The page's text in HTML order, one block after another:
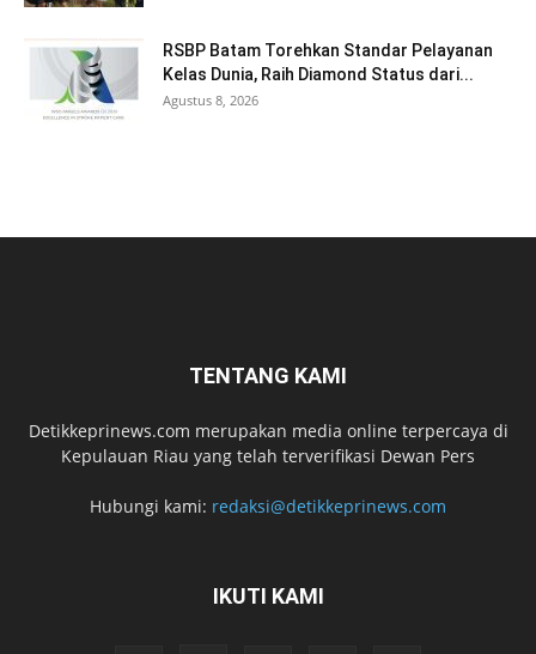
RSBP Batam Torehkan Standar Pelayanan
Kelas Dunia, Raih Diamond Status dari...
Agustus 8, 2026
TENTANG KAMI
Detikkeprinews.com merupakan media online terpercaya di
Kepulauan Riau yang telah terverifikasi Dewan Pers
Hubungi kami: redaksi@detikkeprinews.com
IKUTI KAMI